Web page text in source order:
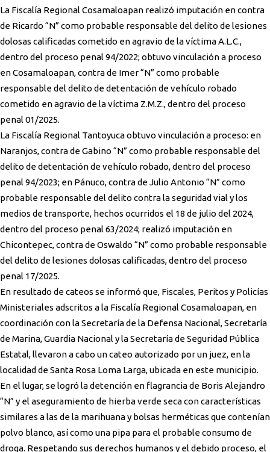
La Fiscalía Regional Cosamaloapan realizó imputación en contra
de Ricardo “N” como probable responsable del delito de lesiones
dolosas calificadas cometido en agravio de la víctima A.L.C.,
dentro del proceso penal 94/2022; obtuvo vinculación a proceso
en Cosamaloapan, contra de Imer “N” como probable
responsable del delito de detentación de vehículo robado
cometido en agravio de la víctima Z.M.Z., dentro del proceso
penal 01/2025.
La Fiscalía Regional Tantoyuca obtuvo vinculación a proceso: en
Naranjos, contra de Gabino “N” como probable responsable del
delito de detentación de vehículo robado, dentro del proceso
penal 94/2023; en Pánuco, contra de Julio Antonio “N” como
probable responsable del delito contra la seguridad vial y los
medios de transporte, hechos ocurridos el 18 de julio del 2024,
dentro del proceso penal 63/2024; realizó imputación en
Chicontepec, contra de Oswaldo “N” como probable responsable
del delito de lesiones dolosas calificadas, dentro del proceso
penal 17/2025.
En resultado de cateos se informó que, Fiscales, Peritos y Policías
Ministeriales adscritos a la Fiscalía Regional Cosamaloapan, en
coordinación con la Secretaría de la Defensa Nacional, Secretaría
de Marina, Guardia Nacional y la Secretaría de Seguridad Pública
Estatal, llevaron a cabo un cateo autorizado por un juez, en la
localidad de Santa Rosa Loma Larga, ubicada en este municipio.
En el lugar, se logró la detención en flagrancia de Boris Alejandro
“N” y el aseguramiento de hierba verde seca con características
similares a las de la marihuana y bolsas herméticas que contenían
polvo blanco, así como una pipa para el probable consumo de
droga. Respetando sus derechos humanos y el debido proceso, el